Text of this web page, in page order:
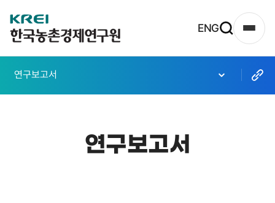
한
국
촌
ENG
트
맵
연구보고서
연구보고서